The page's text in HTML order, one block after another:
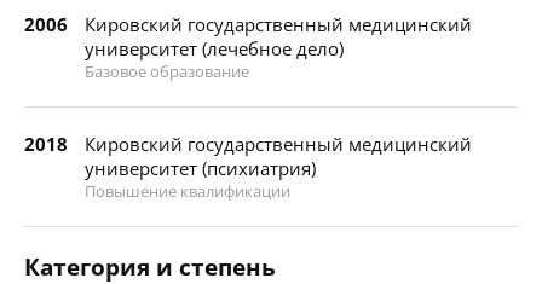
2006
Кировский государственный медицинский
университет (лечебное дело)
Базовое образование
2018
Кировский государственный медицинский
университет (психиатрия)
Повышение квалификации
Категория и степень